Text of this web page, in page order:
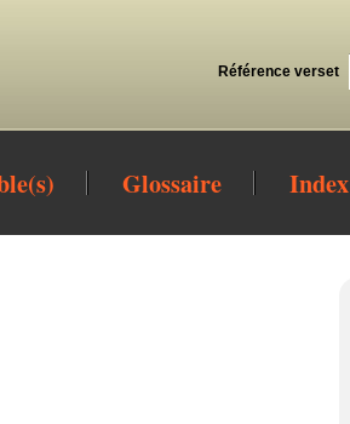
Référence verset
Glossaire Index